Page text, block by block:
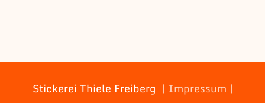
Stickerei Thiele Freiberg | Impressum |